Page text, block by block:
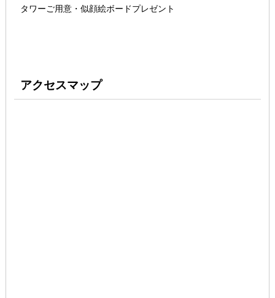
タワーご用意・似顔絵ボードプレゼント
アクセスマップ